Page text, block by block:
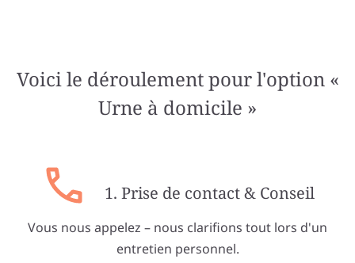
Voici le déroulement pour l'option «
Urne à domicile »
1. Prise de contact & Conseil
Vous nous appelez – nous clarifions tout lors d'un
entretien personnel.